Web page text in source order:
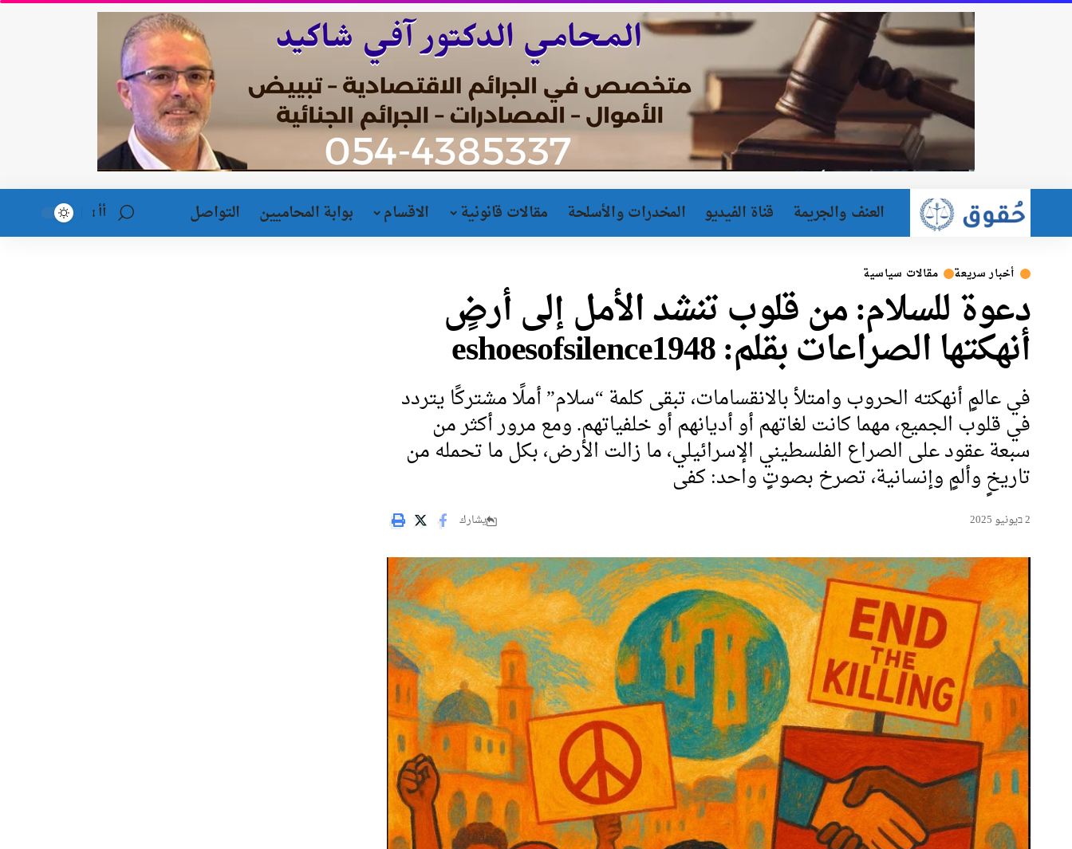
العنف والجريمة قناة الفيديو المخدرات والأسلحة مقالات قانونية الاقسام بوابة المحاميين التواصل أأ
أخبار سريعة مقالات سياسية
دعوة للسلام: من قلوب تنشد الأمل إلى أرضٍ
أنهكتها الصراعات بقلم: eshoesofsilence1948
في عالمٍ أنهكته الحروب وامتلأ بالانقسامات، تبقى كلمة “سلام” أملًا مشتركًا يتردد
في قلوب الجميع، مهما كانت لغاتهم أو أديانهم أو خلفياتهم. ومع مرور أكثر من
سبعة عقود على الصراع الفلسطيني الإسرائيلي، ما زالت الأرض، بكل ما تحمله من
تاريخٍ وألمٍ وإنسانية، تصرخ بصوتٍ واحد: كفى
2 בيونيو 2025 يشارك